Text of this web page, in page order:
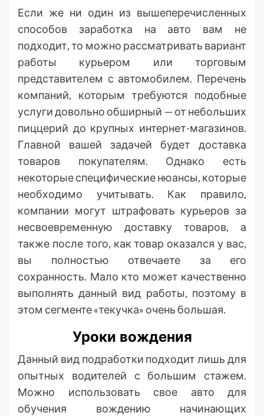
Если же ни один из вышеперечисленных
способов заработка на авто вам не
подходит, то можно рассматривать вариант
работы курьером или торговым
представителем с автомобилем. Перечень
компаний, которым требуются подобные
услуги довольно обширный — от небольших
пиццерий до крупных интернет-магазинов.
Главной вашей задачей будет доставка
товаров покупателям. Однако есть
некоторые специфические нюансы, которые
необходимо учитывать. Как правило,
компании могут штрафовать курьеров за
несвоевременную доставку товаров, а
также после того, как товар оказался у вас,
вы полностью отвечаете за его
сохранность. Мало кто может качественно
выполнять данный вид работы, поэтому в
этом сегменте «текучка» очень большая.
Уроки вождения
Данный вид подработки подходит лишь для
опытных водителей с большим стажем.
Можно использовать свое авто для
обучения вождению начинающих